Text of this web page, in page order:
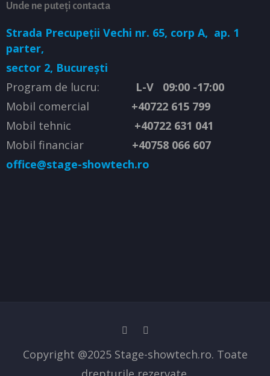
Unde ne puteți contacta
Strada Precupeții Vechi nr. 65, corp A, ap. 1
parter,
sector 2, București
Program de lucru: L-V 09:00 -17:00
Mobil comercial +40722 615 799
Mobil tehnic +40722 631 041
Mobil financiar +40758 066 607
office@stage-showtech.ro
Copyright @2025 Stage-showtech.ro. Toate